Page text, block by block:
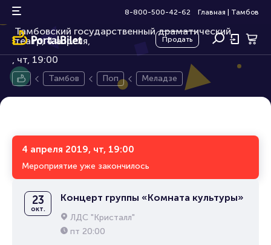
8-800-500-42-62 Главная Тамбов
Продать
Меладзе
Тамбовский государственный драматический
театр, 4 апреля,
чт, 19:00
Тамбов Поп Меладзе
4 апреля 2019, чт, 19:00
Мероприятие уже закончилось
23
окт.
Концерт группы «Комната культуры»
ЛДС "Кристалл"
пт 20:00